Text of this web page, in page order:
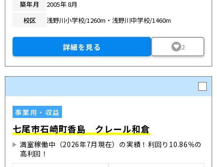
築年月
2005年 8月
校区
浅野川小学校/1260m・浅野川中学校/1460m
詳細を見る 2
事業用・収益
七尾市石崎町香島 クレール和倉
満室稼働中（2026年7月現在）の実績！利回り10.86％の
高利回！